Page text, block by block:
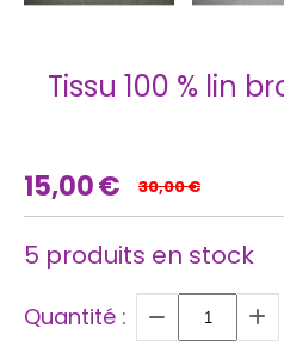
Tissu 100 % lin
15,00€ 30,00€
5 produits en stock
Quantité :